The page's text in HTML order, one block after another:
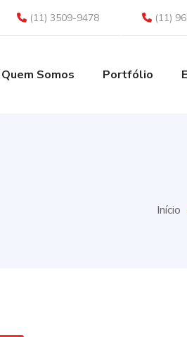
(11) 3509-9478 (11)
Quem Somos Portfólio
Início